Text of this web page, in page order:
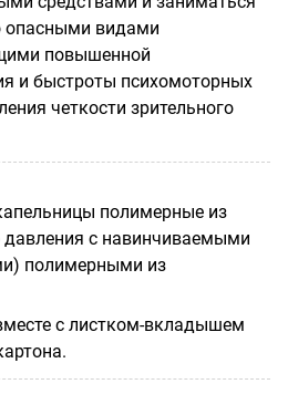
опасными видами
повышенной
и быстроты психомоторных
четкости зрительного
полимерные из
давления с навинчиваемыми
полимерными из
с листком-вкладышем